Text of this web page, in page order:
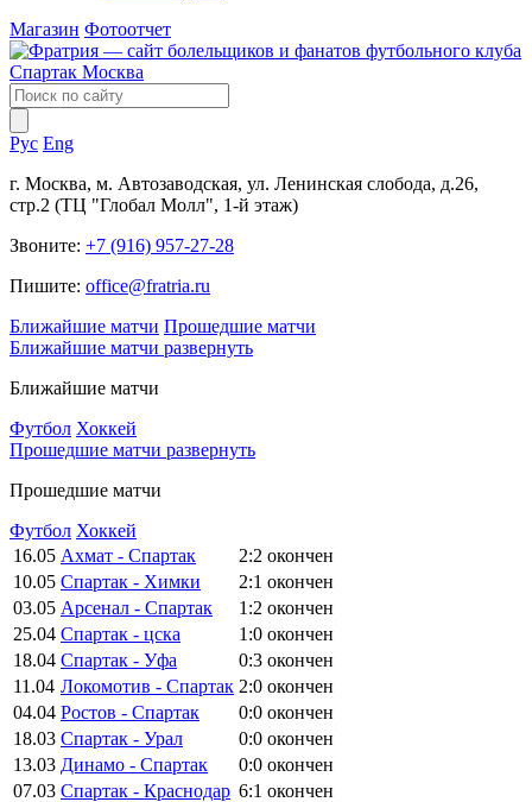
Магазин Фотоотчет
Рус Eng
г. Москва, м. Автозаводская, ул. Ленинская слобода, д.26,
стр.2 (ТЦ "Глобал Молл", 1-й этаж)
Звоните: +7 (916) 957-27-28
Пишите: office@fratria.ru
Ближайшие матчи Прошедшие матчи
Ближайшие матчи развернуть
Ближайшие матчи
Футбол Хоккей
Прошедшие матчи развернуть
Прошедшие матчи
Футбол Хоккей
16.05 Ахмат - Спартак 2:2 окончен
10.05 Спартак - Химки 2:1 окончен
03.05 Арсенал - Спартак 1:2 окончен
25.04 Спартак - цска 1:0 окончен
18.04 Спартак - Уфа 0:3 окончен
11.04 Локомотив - Спартак 2:0 окончен
04.04 Ростов - Спартак 0:0 окончен
18.03 Спартак - Урал 0:0 окончен
13.03 Динамо - Спартак 0:0 окончен
07.03 Спартак - Краснодар 6:1 окончен